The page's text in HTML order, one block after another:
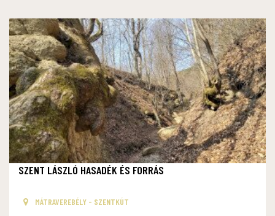
SZENT LÁSZLÓ HASADÉK ÉS FORRÁS
MÁTRAVEREBÉLY - SZENTKÚT